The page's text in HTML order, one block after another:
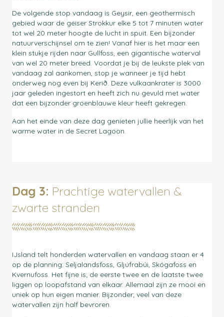
De volgende stop vandaag is Geysir, een geothermisch
gebied waar de geiser Strokkur elke 5 tot 7 minuten water
tot wel 20 meter hoogte de lucht in spuit. Een bijzonder
natuurverschijnsel om te zien! Vanaf hier is het maar een
klein stukje rijden naar Gullfoss, een gigantische waterval
van wel 20 meter breed. Voordat je bij de leukste plek van
vandaag zal aankomen, stop je wanneer je tijd hebt
onderweg nog even bij Kerið. Deze vulkaankrater is 3000
jaar geleden ingestort en heeft zich nu gevuld met water
dat een bijzonder groenblauwe kleur heeft gekregen.
Aan het einde van deze dag genieten jullie heerlijk van het
warme water in de Secret Lagoon.
Dag 3: Prachtige watervallen &
zwarte stranden
IJsland telt honderden watervallen en vandaag staan er 4
op de planning: Seljalandsfoss, Gljúfrabúi, Skógafoss en
Kvernufoss. Het fijne is; de eerste twee en de laatste twee
liggen op loopafstand van elkaar. Allemaal zijn ze mooi en
uniek op hun eigen manier. Bijzonder; veel van deze
watervallen zijn half bevroren.